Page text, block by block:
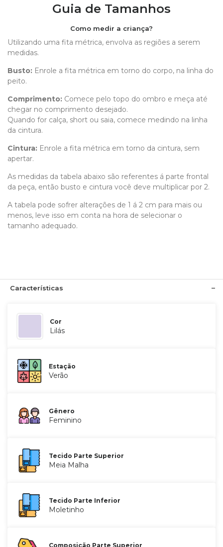
Guia de Tamanhos
Como medir a criança?
Utilizando uma fita métrica, envolva as regiões a serem
medidas.
Busto: Enrole a fita métrica em torno do corpo, na linha do
peito.
Comprimento: Comece pelo topo do ombro e meça até
chegar no comprimento desejado.
Quando for calça, short ou saia, comece medindo na linha
da cintura.
Cintura: Enrole a fita métrica em torno da cintura, sem
apertar.
As medidas da tabela abaixo são referentes á parte frontal
da peça, então busto e cintura você deve multiplicar por 2.
A tabela pode sofrer alterações de 1 á 2 cm para mais ou
menos, leve isso em conta na hora de selecionar o
tamanho adequado.
Características
Cor
Lilás
Estação
Verão
Gênero
Feminino
Tecido Parte Superior
Meia Malha
Tecido Parte Inferior
Moletinho
Composição Parte Superior